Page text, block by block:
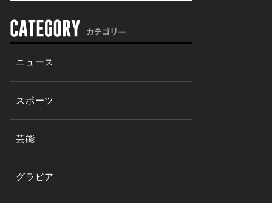
ニュース
スポーツ
芸能
グラビア